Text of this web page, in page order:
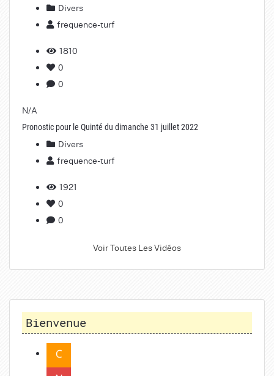
Divers
frequence-turf
1810
0
0
N/A
Pronostic pour le Quinté du dimanche 31 juillet 2022
Divers
frequence-turf
1921
0
0
Voir Toutes Les Vidéos
Bienvenue